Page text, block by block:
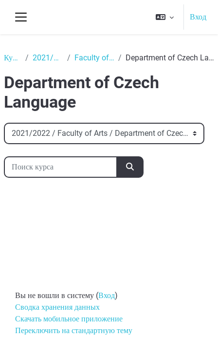
Вход
Курсы 2021/2022 Faculty of Arts Department of Czech Language
Department of Czech
Language
Категории курсов
Поиск курса
Поиск курса
Вы не вошли в систему (Вход)
Сводка хранения данных
Скачать мобильное приложение
Переключить на стандартную тему